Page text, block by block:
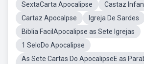
SextaCarta Apocalipse
Castaz
Cartaz Apocalpse
Igreja De Sardes
Biblia FacilApocalipse as Sete Igrejas
1 SeloDo Apocalipse
As Sete Cartas Do ApocalipseE as